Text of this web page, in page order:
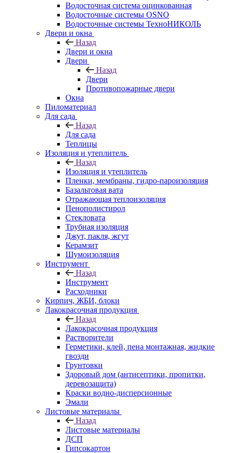
Водосточная система оцинкованная
Водосточные системы OSNO
Водосточные системы ТехноНИКОЛЬ
Двери и окна
Назад
Двери и окна
Двери
Назад
Двери
Противопожарные двери
Окна
Пиломатериал
Для сада
Назад
Для сада
Теплицы
Изоляция и утеплитель
Назад
Изоляция и утеплитель
Пленки, мембраны, гидро-пароизоляция
Базальтовая вата
Отражающая теплоизоляция
Пенополистирол
Стекловата
Трубная изоляция
Джут, пакля, жгут
Керамзит
Шумоизоляция
Инструмент
Назад
Инструмент
Расходники
Кирпич, ЖБИ, блоки
Лакокрасочная продукция
Назад
Лакокрасочная продукция
Растворители
Герметики, клей, пена монтажная, жидкие
гвозди
Грунтовки
Здоровый дом (антисептики, пропитки,
деревозащита)
Краски водно-дисперсионные
Эмали
Листовые материалы
Назад
Листовые материалы
ДСП
Гипсокартон